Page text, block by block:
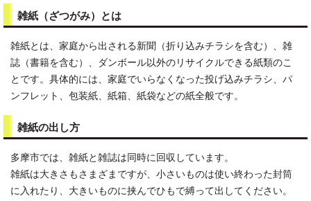
雑紙（ざつがみ）とは
雑紙とは、家庭から出される新聞（折り込みチラシを含む）、雑
誌（書籍を含む）、ダンボール以外のリサイクルできる紙類のこ
とです。具体的には、家庭でいらなくなった投げ込みチラシ、パ
ンフレット、包装紙、紙箱、紙袋などの紙全般です。
雑紙の出し方
多摩市では、雑紙と雑誌は同時に回収しています。
雑紙は大きさもさまざまですが、小さいものは使い終わった封筒
に入れたり、大きいものに挟んでひもで縛って出してください。